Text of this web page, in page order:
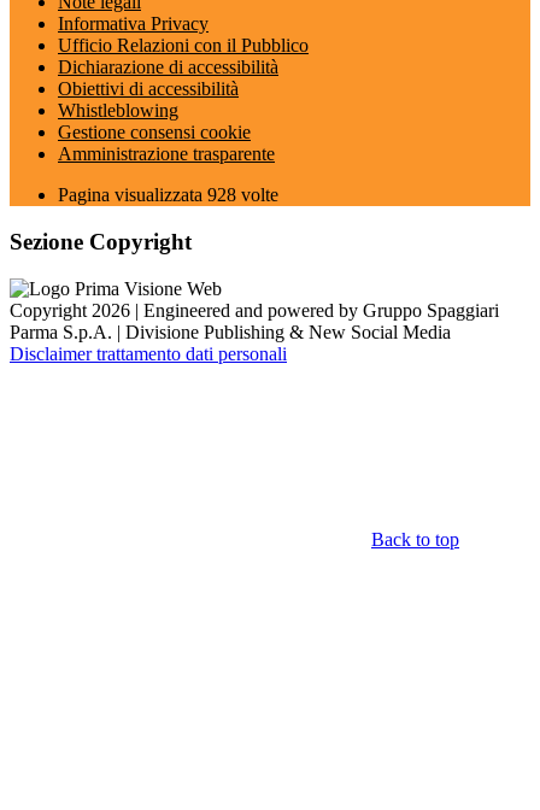
Informativa Privacy
Ufficio Relazioni con il Pubblico
Dichiarazione di accessibilità
Obiettivi di accessibilità
Whistleblowing
Gestione consensi cookie
Amministrazione trasparente
Pagina visualizzata 928 volte
Sezione Copyright
Copyright 2026 | Engineered and powered by Gruppo Spaggiari
Parma S.p.A. | Divisione Publishing & New Social Media
Disclaimer trattamento dati personali
Back to top